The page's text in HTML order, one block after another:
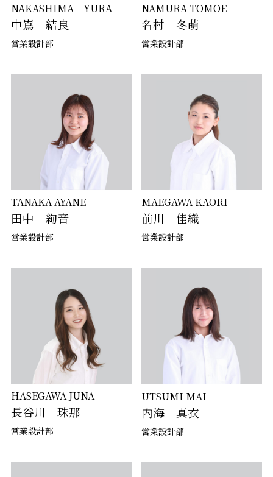
NAKASHIMA YURA
中嶌 結良
営業設計部
NAMURA TOMOE
名村 冬萌
営業設計部
TANAKA AYANE
田中 絢音
営業設計部
MAEGAWA KAORI
前川 佳織
営業設計部
HASEGAWA JUNA
長谷川 珠那
営業設計部
UTSUMI MAI
内海 真衣
営業設計部